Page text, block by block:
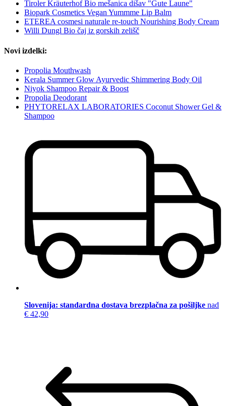
Tiroler Kräuterhof Bio mešanica dišav "Gute Laune"
Biopark Cosmetics Vegan Yummme Lip Balm
ETEREA cosmesi naturale re-touch Nourishing Body Cream
Willi Dungl Bio čaj iz gorskih zelišč
Novi izdelki:
Propolia Mouthwash
Kerala Summer Glow Ayurvedic Shimmering Body Oil
Niyok Shampoo Repair & Boost
Propolia Deodorant
PHYTORELAX LABORATORIES Coconut Shower Gel &
Shampoo
Slovenija: standardna dostava brezplačna za pošiljke nad
€ 42,90